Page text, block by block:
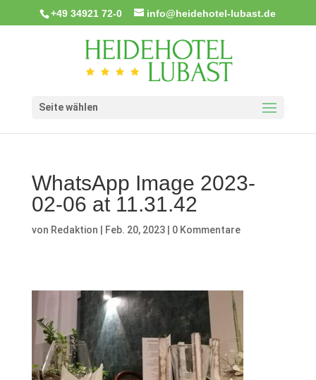
+49 34921 72-0 info@heidehotel-lubast.de
Seite wählen
WhatsApp Image 2023-
02-06 at 11.31.42
von Redaktion Feb. 20, 2023| 0 Kommentare